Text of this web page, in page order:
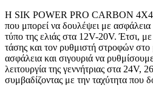
Η SIK POWER PRO CARBON 4Χ4
που μπορεί να δουλέψει με
τύπο της ελιάς στα 12V-20V. Έτσι,
τάσης και τον ρυθμιστή στροφών
ασφάλεια και σιγουριά να
λειτουργία της γεννήτριας στα 24V,
συμβαδίζοντας με την ταχύτητα που